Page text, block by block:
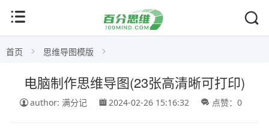
首页 思维导图模版
电脑制作思维导图(23张高清晰可打印)
author: 满分记 2024-02-26 15:16:32 点赞：0